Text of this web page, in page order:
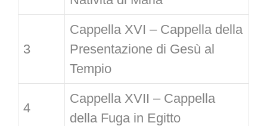
3
Cappella XVI – Cappella della
Presentazione di Gesù al
Tempio
4
Cappella XVII – Cappella
della Fuga in Egitto